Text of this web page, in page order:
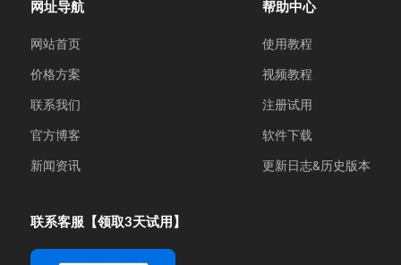
网址导航
网站首页
价格方案
联系我们
官方博客
新闻资讯
帮助中心
使用教程
视频教程
注册试用
软件下载
更新日志&历史版本
联系客服【领取3天试用】